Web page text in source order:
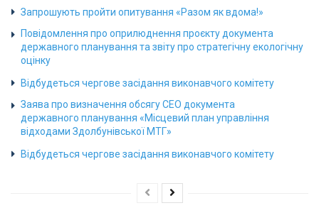
Запрошують пройти опитування «Разом як вдома!»
Повідомлення про оприлюднення проєкту документа
державного планування та звіту про стратегічну екологічну
оцінку
Відбудеться чергове засідання виконавчого комітету
Заява про визначення обсягу СЕО документа
державного планування «Місцевий план управління
відходами Здолбунівської МТГ»
Відбудеться чергове засідання виконавчого комітету